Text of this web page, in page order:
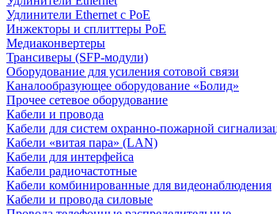
Удлинители Ethernet с PoE
Инжекторы и сплиттеры PoE
Медиаконвертеры
Трансиверы (SFP-модули)
Оборудование для усиления сотовой связи
Каналообразующее оборудование «Болид»
Прочее сетевое оборудование
Кабели и провода
Кабели для систем охранно-пожарной
Кабели «витая пара» (LAN)
Кабели для интерфейса
Кабели радиочастотные
Кабели комбинированные для видеонаблюдения
Кабели и провода силовые